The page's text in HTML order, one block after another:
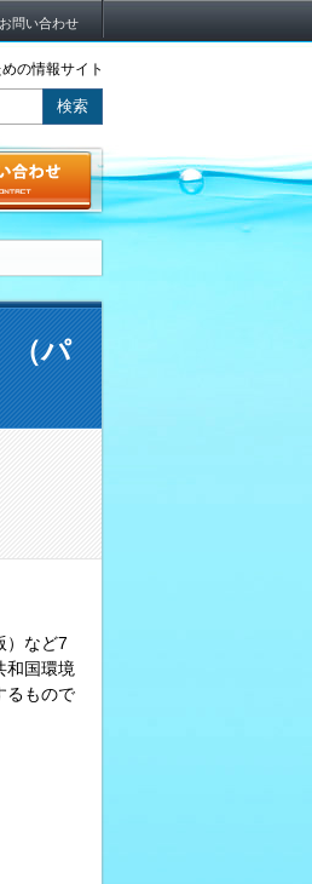
お問い合わせ
の情報サイト
（パ
）など7
和国環境
るもので